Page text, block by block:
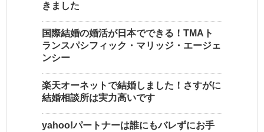
きました
国際結婚の婚活が日本でできる！TMAト
ランスパシフィック・マリッジ・エージェ
ンシー
楽天オーネットで結婚しました！さすがに
結婚相談所は実力高いです
yahoo!パートナーは誰にもバレずにお手